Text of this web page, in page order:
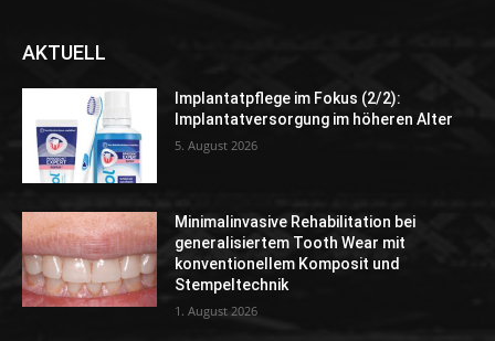
AKTUELL
Implantatpflege im Fokus (2/2):
Implantatversorgung im höheren Alter
5. August 2026
Minimalinvasive Rehabilitation bei
generalisiertem Tooth Wear mit
konventionellem Komposit und
Stempeltechnik
1. August 2026